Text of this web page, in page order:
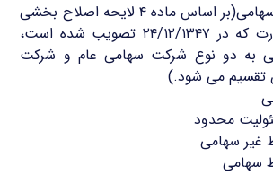
شرکت های سهامی(بر اساس ماده ۴ لایحه اصلاح بخشی
از قانون تجارت که در ۲۴/۱۲/۱۳۴۷ تصویب شده است،
به دو نوع شرکت سهامی عام و شرکت
می شود.)
محدود
غیر سهامی
سهامی